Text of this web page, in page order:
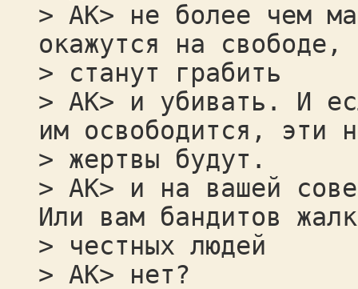
> AK> не более чем
окажутся на свободе,
> станут грабить
> AK> и убивать. И
им освободится, эти
> жертвы будут.
> AK> и на вашей
Или вам бандитов
> честных людей
> AK> нет?